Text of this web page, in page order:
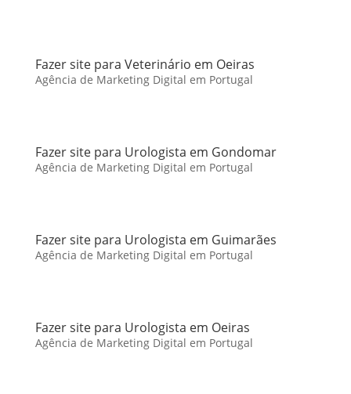
Fazer site para Veterinário em Oeiras
Agência de Marketing Digital em Portugal
Fazer site para Urologista em Gondomar
Agência de Marketing Digital em Portugal
Fazer site para Urologista em Guimarães
Agência de Marketing Digital em Portugal
Fazer site para Urologista em Oeiras
Agência de Marketing Digital em Portugal